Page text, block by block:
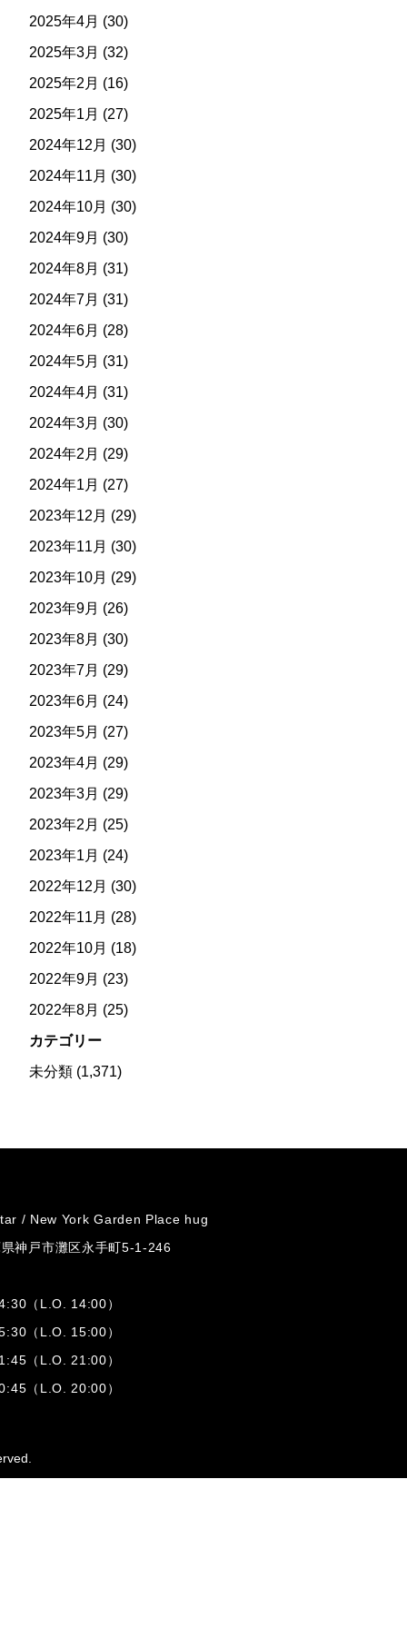
2025年4月 (30)
2025年3月 (32)
2025年2月 (16)
2025年1月 (27)
2024年12月 (30)
2024年11月 (30)
2024年10月 (30)
2024年9月 (30)
2024年8月 (31)
2024年7月 (31)
2024年6月 (28)
2024年5月 (31)
2024年4月 (31)
2024年3月 (30)
2024年2月 (29)
2024年1月 (27)
2023年12月 (29)
2023年11月 (30)
2023年10月 (29)
2023年9月 (26)
2023年8月 (30)
2023年7月 (29)
2023年6月 (24)
2023年5月 (27)
2023年4月 (29)
2023年3月 (29)
2023年2月 (25)
2023年1月 (24)
2022年12月 (30)
2022年11月 (28)
2022年10月 (18)
2022年9月 (23)
2022年8月 (25)
カテゴリー
未分類(1,371)
/ New York Garden Place hug
神戸市灘区永手町5-1-246
（L.O. 14:00）
（L.O. 15:00）
（L.O. 21:00）
（L.O. 20:00）